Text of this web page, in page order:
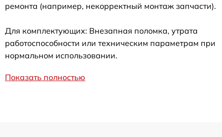
ремонта (например, некорректный монтаж запчасти).
Для комплектующих: Внезапная поломка, утрата
работоспособности или техническим параметрам при
нормальном использовании.
Показать полностью